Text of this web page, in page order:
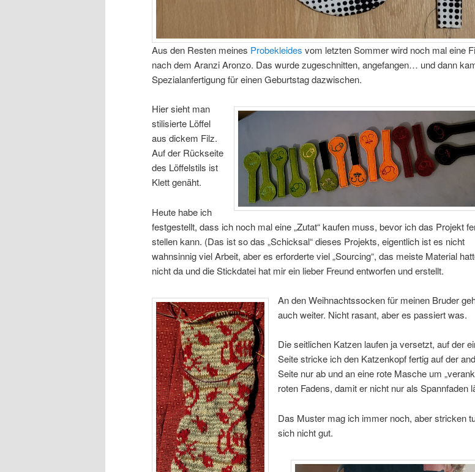
Aus den Resten meines Probekleides vom letzten Sommer wird noch mal eine
nach dem Aranzi Aronzo. Das wurde zugeschnitten, angefangen… und dann
Spezialanfertigung für einen Geburtstag dazwischen.
Hier sieht man
stilisierte Löffel
aus dickem Filz.
Auf der Rückseite
des Löffelstils ist
Klett genäht.
Heute habe ich
festgestellt, dass ich noch mal eine „Zutat“ kaufen muss, bevor ich das Projekt
stellen kann. (Das ist so das „Schicksal“ dieses Projekts, eigentlich ist es nicht
wahnsinnig viel Arbeit, aber es erforderte viel „Sourcing“, das meiste Material
nicht da und die Stickdatei hat mir ein lieber Freund entworfen und erstellt.
An den Weihnachtssocken für meinen Bruder
auch weiter. Nicht rasant, aber es passiert was.
Die seitlichen Katzen laufen ja versetzt, auf der
Seite stricke ich den Katzenkopf fertig auf der
Seite nur ab und an eine rote Masche um
roten Fadens, damit er nicht nur als Spannfaden
Das Muster mag ich immer noch, aber stricken
sich nicht gut.